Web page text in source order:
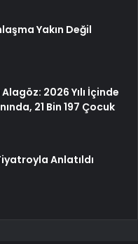
Yakın Değil
2026 Yılı İçinde
21 Bin 197 Çocuk
Anlatıldı